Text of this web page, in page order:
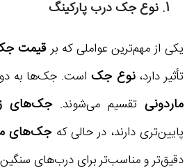
1. نوع جک درب پارکینگ
یکی از مهم‌ترین عواملی که برقیمت جک
تأثیر دارد،نوع جکاست. جک‌ها به
ماردونی تقسیم می‌شوند.جک‌های
پایین‌تری دارند، در حالی کهجک‌های
دقیق‌تر و مناسب‌تر برای درب‌های